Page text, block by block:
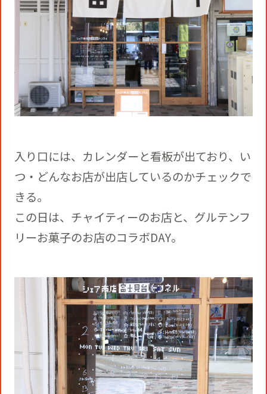
入り口には、カレンダーと看板が出ており、い
つ・どんなお店が出店しているのかチェックで
きる。
この日は、チャイティーのお店と、グルテンフ
リーお菓子のお店のコラボDAY。